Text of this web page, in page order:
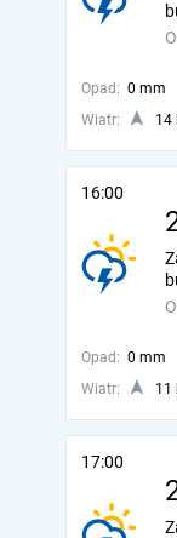
Opad: 0 mm
Wiatr:
14
16:00
Opad: 0 mm
Wiatr:
11
17:00